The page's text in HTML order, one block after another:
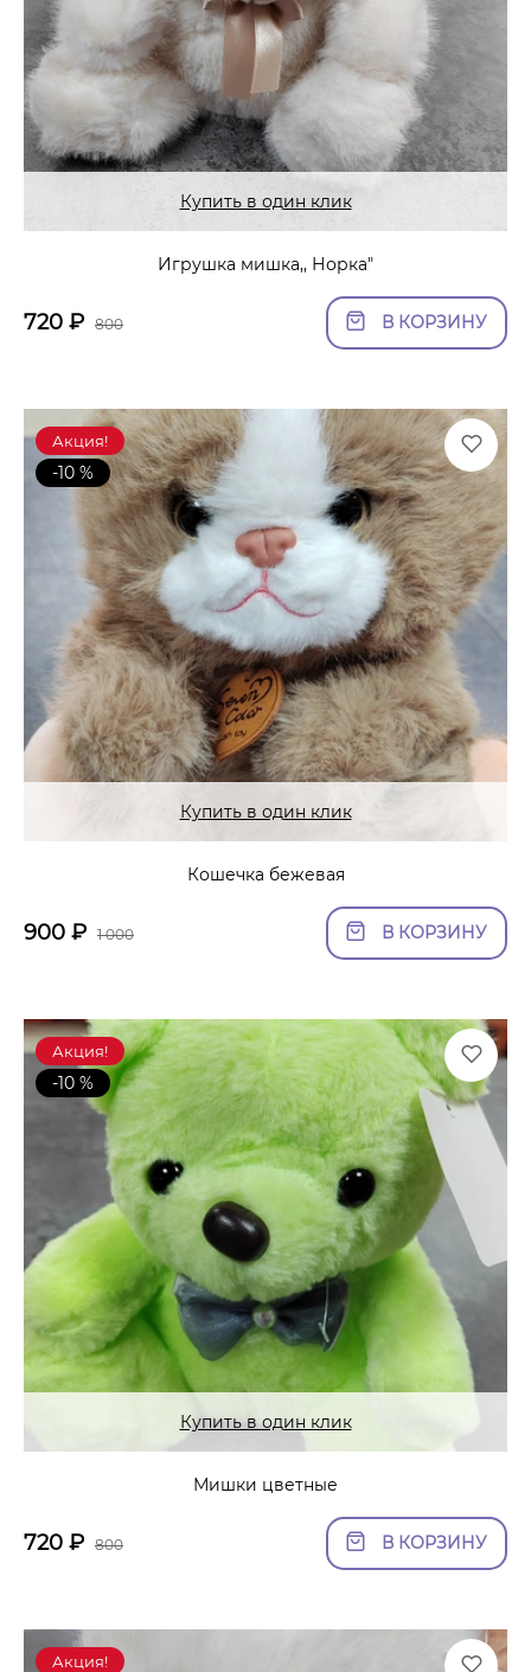
Купить в один клик
Игрушка мишка,, Норка"
720 ₽ 800 В КОРЗИНУ
Акция!
-10 %
Купить в один клик
Кошечка бежевая
900 ₽ 1 000 В КОРЗИНУ
Акция!
-10 %
Купить в один клик
Мишки цветные
720 ₽ 800 В КОРЗИНУ
Акция!